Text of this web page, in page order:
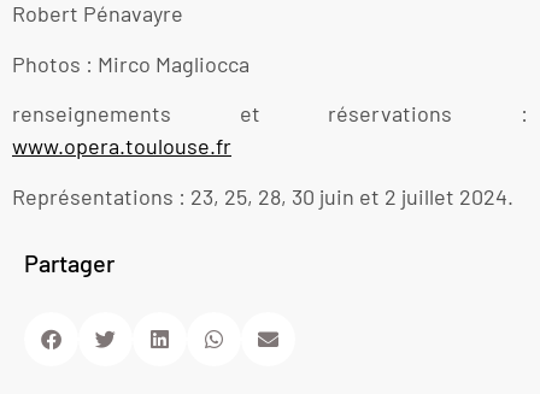
Robert Pénavayre
Photos : Mirco Magliocca
renseignements et réservations :
www.opera.toulouse.fr
Représentations : 23, 25, 28, 30 juin et 2 juillet 2024.
Partager